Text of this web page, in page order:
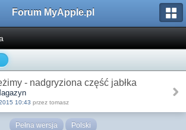
Forum MyApple.pl
- nadgryziona część jabłka
10:43 przez tomasz
Pełna wersja Polski